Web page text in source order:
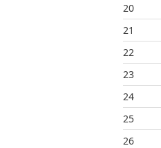
20
21
22
23
24
25
26